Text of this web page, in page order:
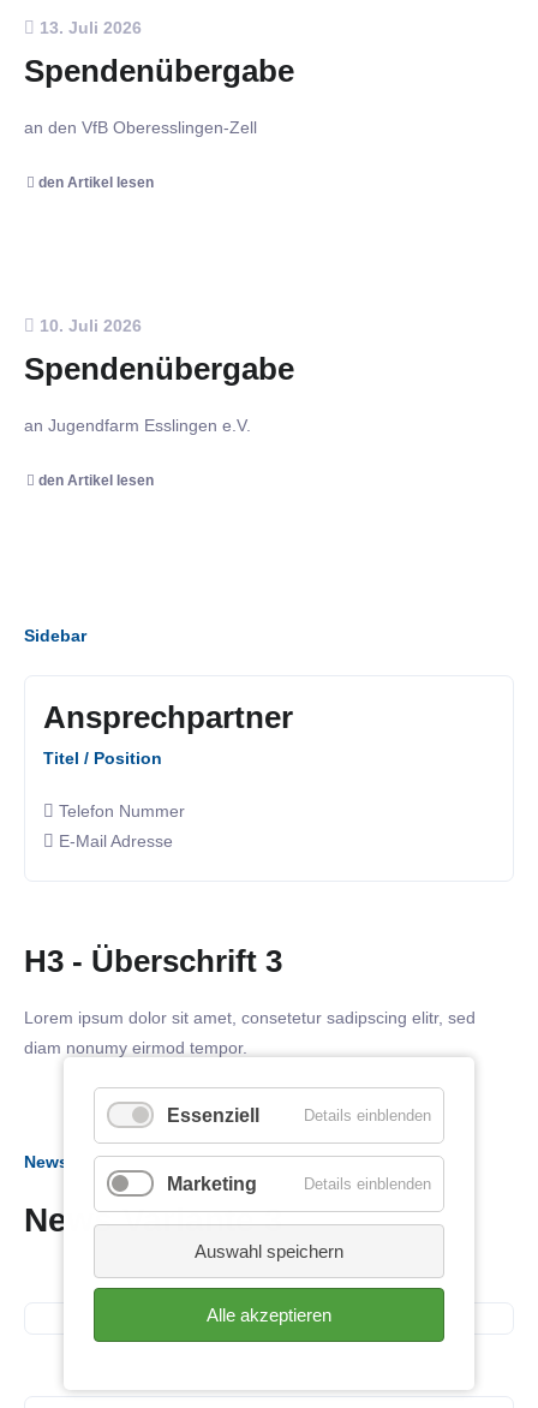
13. Juli 2026
Spendenübergabe
an den VfB Oberesslingen-Zell
den Artikel lesen
10. Juli 2026
Spendenübergabe
an Jugendfarm Esslingen e.V.
den Artikel lesen
Sidebar
Ansprechpartner
Titel / Position
Telefon Nummer
E-Mail Adresse
H3 - Überschrift 3
Lorem ipsum dolor sit amet, consetetur sadipscing elitr, sed
diam nonumy eirmod tempor.
News
News Variante 3
SiNN Summer Network
Business Frühstück
24. Juni 2026
Essenziell Details einblenden
Marketing Details einblenden
Auswahl speichern
Alle akzeptieren